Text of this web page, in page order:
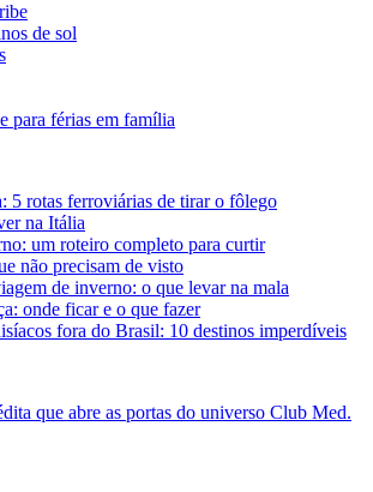
de sol
para férias em família
5 rotas ferroviárias de tirar o fôlego
na Itália
um roteiro completo para curtir
não precisam de visto
de inverno: o que levar na mala
onde ficar e o que fazer
fora do Brasil: 10 destinos imperdíveis
que abre as portas do universo Club Med.